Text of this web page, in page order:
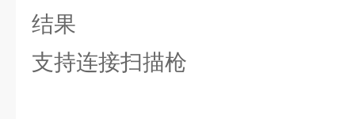
结果
支持连接扫描枪